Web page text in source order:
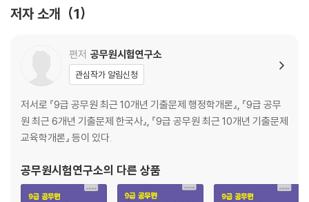
저자 소개 1
편저 공무원시험연구소
관심작가 알림신청
저서로 『9급 공무원 최근 10개년 기출문제 행정학개론』, 『9급 공무
원 최근 6개년 기출문제 한국사』, 『9급 공무원 최근 10개년 기출문제
교육학개론』 등이 있다.
공무원시험연구소의 다른 상품